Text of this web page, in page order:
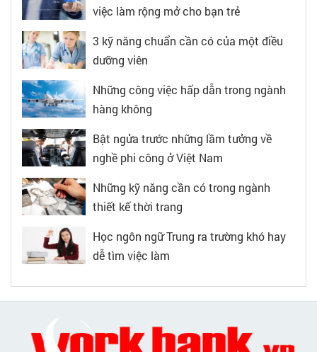
việc làm rộng mở cho bạn trẻ
3 kỹ năng chuẩn cần có của một điều
dưỡng viên
Những công việc hấp dẫn trong ngành
hàng không
Bật ngửa trước những lầm tưởng về
nghề phi công ở Việt Nam
Những kỹ năng cần có trong ngành
thiết kế thời trang
Học ngôn ngữ Trung ra trường khó hay
dễ tìm việc làm